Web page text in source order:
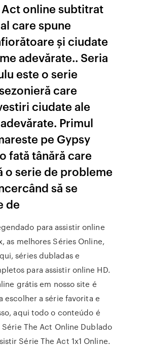
Act online subtitrat
care spune
și ciudate
adevărate.. Seria
este o serie
care
ciudate ale
Primul
pe Gypsy
fată tânără care
o serie de probleme
să se
de
para assistir online
as melhores Séries Online,
séries dubladas e
para assistir online HD.
grátis em nosso site é
escolher a série favorita e
aqui todo o conteúdo é
The Act Online Dublado
Série The Act 1x1 Online.